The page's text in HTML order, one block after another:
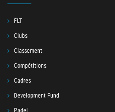
FLT
Clubs
Classement
Compétitions
Cadres
Development Fund
Padel